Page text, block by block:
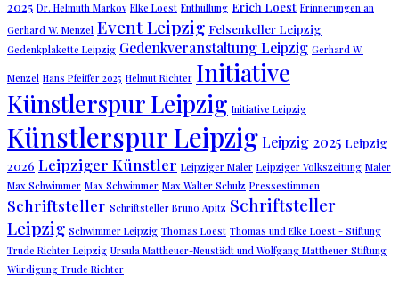
2025 Dr. Helmuth Markov Elke Loest Enthüllung Erich Loest Erinnerungen an
Gerhard W. Menzel Event Leipzig Felsenkeller Leipzig
Gedenkplakette Leipzig Gedenkveranstaltung Leipzig Gerhard W.
Menzel Hans Pfeiffer 2025 Helmut Richter Initiative
Künstlerspur Leipzig Initiative Leipzig
Künstlerspur Leipzig Leipzig 2025 Leipzig
2026 Leipziger Künstler Leipziger Maler Leipziger Volkszeitung Maler
Max Schwimmer Max Schwimmer Max Walter Schulz Pressestimmen
Schriftsteller Schriftsteller Bruno Apitz Schriftsteller
Leipzig Schwimmer Leipzig Thomas Loest Thomas und Elke Loest - Stiftung
Trude Richter Leipzig Ursula Mattheuer-Neustädt und Wolfgang Mattheuer Stiftung
Würdigung Trude Richter